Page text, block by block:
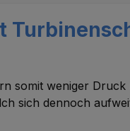
somit weniger Druck
sich dennoch